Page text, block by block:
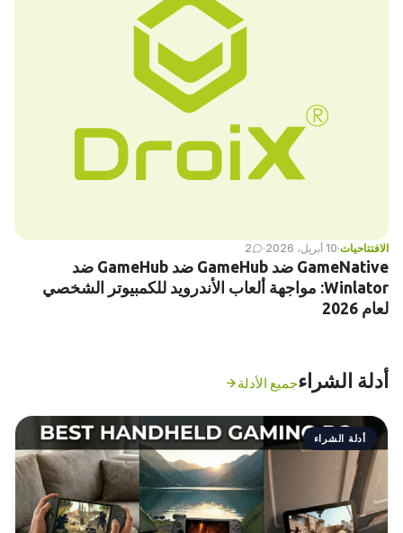
الافتتاحيات·10 أبريل، 2026 ·
2
GameNative ضد GameHub ضد GameHub ضد
Winlator: مواجهة ألعاب الأندرويد للكمبيوتر الشخصي
لعام 2026
أدلة الشراءجميع الأدلة
أدلة الشراء